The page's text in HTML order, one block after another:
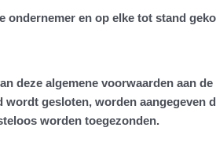
en op elke tot stand
deze algemene voorwaarden aan
gesloten, worden aangegeven
worden toegezonden.